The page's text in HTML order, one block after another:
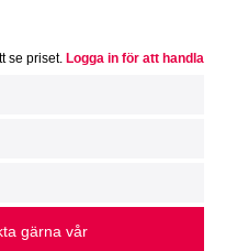
se priset. Logga in för att handla
gärna vår